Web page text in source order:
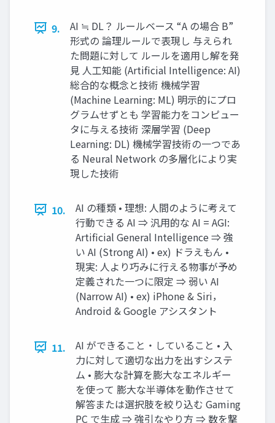
9.
AI ≒ DL？ ルールベース “A の場合 B”
形式の 論理ルールで表現し 与えられ
た問題に対して ルールを適⽤し解を発
⾒ ⼈⼯知能 (Artificial Intelligence: AI)
総合的な概念と技術 機械学習
(Machine Learning: ML) 明⽰的にプロ
グラムせずとも 学習能⼒をコンピュー
タに与える技術 深層学習 (Deep
Learning: DL) 機械学習技術の⼀つであ
る Neural Network の多層化により実
現した技術
10.
AI の種類 • 理想: ⼈間のように考えて
⾏動できる AI ⇒ 汎⽤的な AI = AGI:
Artificial General Intelligence ⇒ 強
い AI (Strong AI) • ex) ドラえもん •
現実: ⼈より巧みに⾏える物事が予め
定義された⼀つに限定 ⇒ 弱い AI
(Narrow AI) • ex) iPhone & Siri，
Android & Google アシスタント
11.
AI ができること・していること • ⼊
⼒に対して適切な出⼒を出すシステ
ム • 膨⼤な計算を膨⼤なエネルギー
を使って 膨⼤な半導体を動作させて
解答または選択肢を絞り込む Gaming
PC で⽣成 ⇒ 強引なやり⽅ ⇒ 数を撃